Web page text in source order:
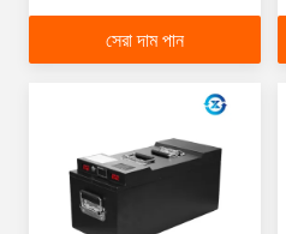
সেরা দাম পান